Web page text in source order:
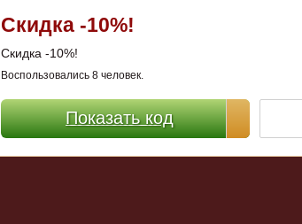
Скидка -10%!
Скидка -10%!
Воспользовались 8 человек.
Показать код